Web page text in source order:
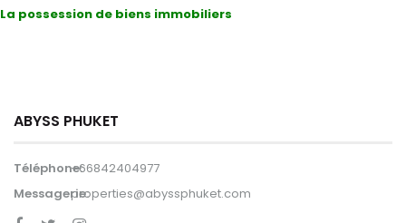
La possession de biens immobiliers
ABYSS PHUKET
Téléphone:+66842404977
Messagerie:properties@abyssphuket.com